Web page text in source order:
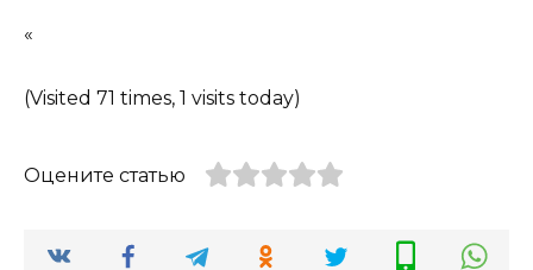
«
(Visited 71 times, 1 visits today)
Оцените статью